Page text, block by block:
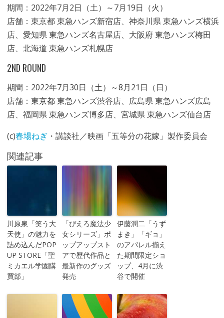
期間：2022年7月2日（土）～7月19日（火）
店舗：東京都 東急ハンズ新宿店、神奈川県 東急ハンズ横浜
店、愛知県 東急ハンズ名古屋店、大阪府 東急ハンズ梅田
店、北海道 東急ハンズ札幌店
2ND ROUND
期間：2022年7月30日（土）～8月21日（日）
店舗：東京都 東急ハンズ渋谷店、広島県 東急ハンズ広島
店、福岡県 東急ハンズ博多店、宮城県 東急ハンズ仙台店
(c)春場ねぎ・講談社／映画「五等分の花嫁」製作委員会
関連記事
川原泉「笑う大
天使」の魅力を
詰め込んだPOP
UP STORE「聖
ミカエル学園購
買部」
「ぴえろ魔法少
女シリーズ」ポ
ップアップスト
アで歴代作品と
最新作のグッズ
発売
伊藤潤二「うず
まき」「ギョ」
のアパレル揃え
た期間限定ショ
ップ、4月に渋
谷で開催